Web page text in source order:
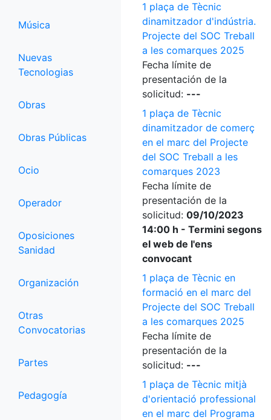
Música
Nuevas
Tecnologias
Obras
Obras Públicas
Ocio
Operador
Oposiciones
Sanidad
Organización
Otras
Convocatorias
Partes
Pedagogía
1 plaça de Tècnic
dinamitzador d'indústria.
Projecte del SOC Treball
a les comarques 2025
Fecha límite de
presentación de la
solicitud: ---
1 plaça de Tècnic
dinamitzador de comerç
en el marc del Projecte
del SOC Treball a les
comarques 2023
Fecha límite de
presentación de la
solicitud: 09/10/2023
14:00 h - Termini segons
el web de l'ens
convocant
1 plaça de Tècnic en
formació en el marc del
Projecte del SOC Treball
a les comarques 2025
Fecha límite de
presentación de la
solicitud: ---
1 plaça de Tècnic mitjà
d'orientació professional
en el marc del Programa